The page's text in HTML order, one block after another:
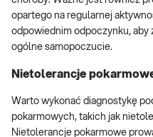
opartego na regularnej
odpowiednim odpoczynku, aby
ogólne samopoczucie.
Nietolerancje
Warto wykonać diagnostykę
pokarmowych, takich jak
Nietolerancje pokarmowe